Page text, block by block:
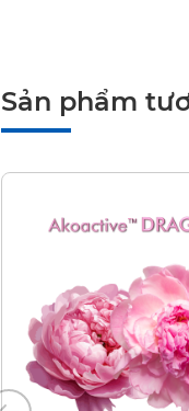
Sản phẩm